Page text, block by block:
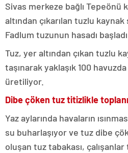
Sivas merkeze bağlı Tepeönü
altından çıkarılan tuzlu
Fadlum tuzunun hasadı başladı.
Tuz, yer altından çıkan tuzlu
taşınarak yaklaşık 100
üretiliyor.
Dibe çöken tuz titizlikle
Yaz aylarında havaların
su buharlaşıyor ve tuz dibe
oluşan tuz tabakası,